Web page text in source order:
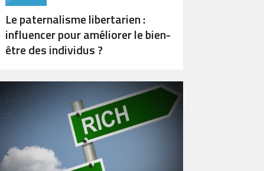
Le paternalisme libertarien :
influencer pour améliorer le bien-
être des individus ?